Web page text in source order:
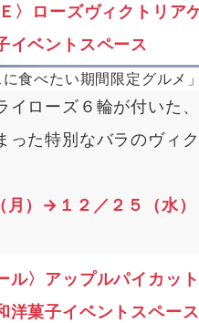
Ｅ〉ローズヴィクトリ
ベントスペース
ローズ６輪が付いた
った特別なバラのヴィ
）→１２／２５（水）
ル〉アップルパイカッ
菓子イベントスペース